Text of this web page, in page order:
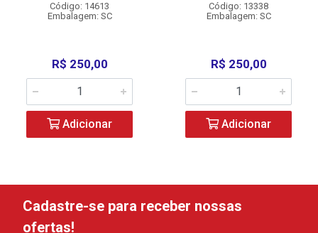
Código: 14613
Embalagem: SC
R$ 250,00
Adicionar
Código: 13338
Embalagem: SC
R$ 250,00
Adicionar
Cadastre-se para receber nossas
ofertas!